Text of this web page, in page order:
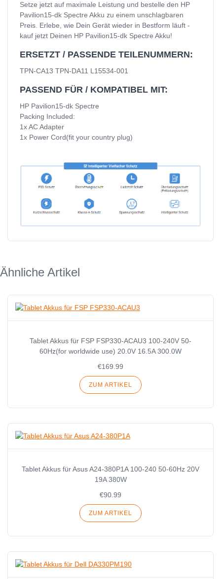
Setze jetzt auf maximale Leistung und bestelle den HP
Pavilion15-dk Spectre Akku zu einem unschlagbaren
Preis. Erlebe, wie Dein Gerät wieder in Bestform läuft -
kauf jetzt Deinen HP Pavilion15-dk Spectre Akku!
ERSETZT / PASSENDE TEILENUMMERN:
TPN-CA13 TPN-DA11 L15534-001
PASSEND FÜR / KOMPATIBEL MIT:
HP Pavilion15-dk Spectre
Packing Included:
1x AC Adapter
1x Power Cord(fit your country plug)
Ähnliche Artikel
Tablet Akkus für FSP FSP330-ACAU3 100-240V 50-
60Hz(for worldwide use) 20.0V 16.5A 300.0W
€169.99
ZUM ARTIKEL
Tablet Akkus für Asus A24-380P1A 100-240 50-60Hz 20V
19A 380W
€90.99
ZUM ARTIKEL